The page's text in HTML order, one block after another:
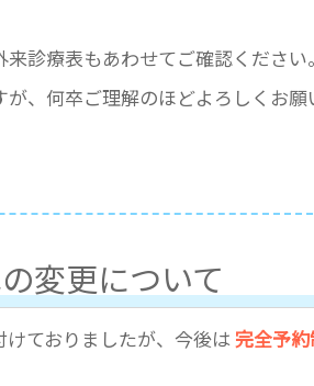
診療表もあわせてご確認ください。
、何卒ご理解のほどよろしくお願
変更について
ておりましたが、今後は完全予